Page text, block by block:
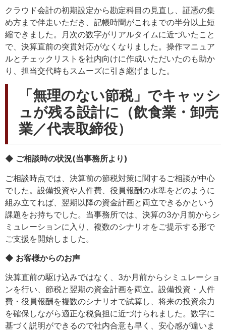
クラウド会計の初期設定から勘定科目の見直し、証憑の集
め方まで伴走いただき、記帳時間がこれまでの半分以上短
縮できました。月次の数字がリアルタイムに近づいたこと
で、決算直前の突貫対応がなくなりました。操作マニュア
ルとチェックリストを社内向けに作成いただいたのも助か
り、担当交代時もスムーズに引き継げました。
「無理のない節税」でキャッシ
ュが残る設計に（飲食業・卸売
業／代表取締役）
◆ ご相談時の状況(当事務所より)
ご相談時点では、決算前の節税対策に関するご相談が中心
でした。設備投資や人件費、役員報酬の水準をどのように
組み立てれば、翌期以降の資金計画と両立できるかという
課題をお持ちでした。当事務所では、決算の3か月前からシ
ミュレーションに入り、複数のシナリオをご提示する形で
ご支援を開始しました。
◆ お客様からのお声
決算直前の駆け込みではなく、3か月前からシミュレーショ
ンを行い、節税と翌期の資金計画を両立。設備投資・人件
費・役員報酬を複数のシナリオで試算し、将来の投資余力
を確保しながら適正な税負担に近づけられました。数字に
基づく説明ができるので社内合意も早く、安心感が違いま